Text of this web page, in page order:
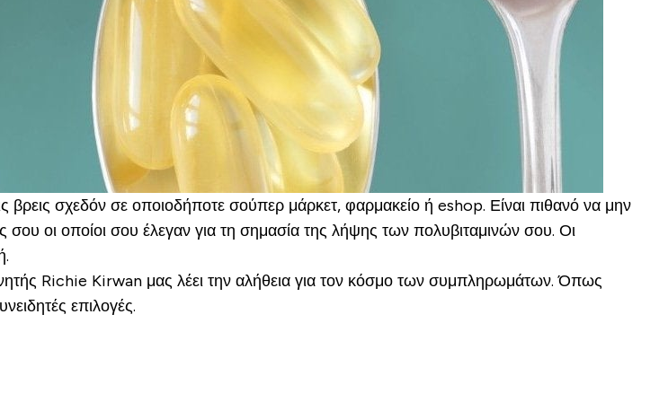
βρεις σχεδόν σε οποιοδήποτε σούπερ μάρκετ, φαρμακείο ή eshop. Είναι πιθανό να μην
οι οποίοι σου έλεγαν για τη σημασία της λήψης των πολυβιταμινών σου. Οι
Richie Kirwan μας λέει την αλήθεια για τον κόσμο των συμπληρωμάτων. Όπως
επιλογές.